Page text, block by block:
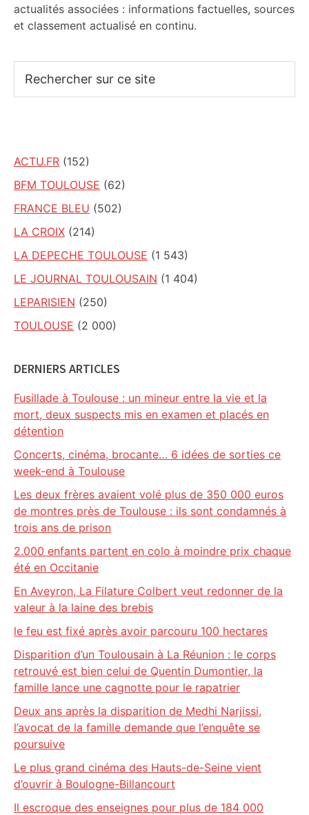
actualités associées : informations factuelles, sources
et classement actualisé en continu.
sur
ACTU.FR (152)
BFM TOULOUSE (62)
FRANCE BLEU (502)
LA CROIX (214)
LA DEPECHE TOULOUSE (1 543)
LE JOURNAL TOULOUSAIN (1 404)
LEPARISIEN (250)
TOULOUSE (2 000)
DERNIERS ARTICLES
Fusillade à Toulouse : un mineur entre la vie et la
mort, deux suspects mis en examen et placés en
détention
Concerts, cinéma, brocante… 6 idées de sorties ce
week-end à Toulouse
Les deux frères avaient volé plus de 350 000 euros
de montres près de Toulouse : ils sont condamnés à
trois ans de prison
2.000 enfants partent en colo à moindre prix chaque
été en Occitanie
En Aveyron, La Filature Colbert veut redonner de la
valeur à la laine des brebis
le feu est fixé après avoir parcouru 100 hectares
Disparition d’un Toulousain à La Réunion : le corps
retrouvé est bien celui de Quentin Dumontier, la
famille lance une cagnotte pour le rapatrier
Deux ans après la disparition de Medhi Narjissi,
l’avocat de la famille demande que l’enquête se
poursuive
Le plus grand cinéma des Hauts-de-Seine vient
d’ouvrir à Boulogne-Billancourt
Il escroque des enseignes pour plus de 184 000